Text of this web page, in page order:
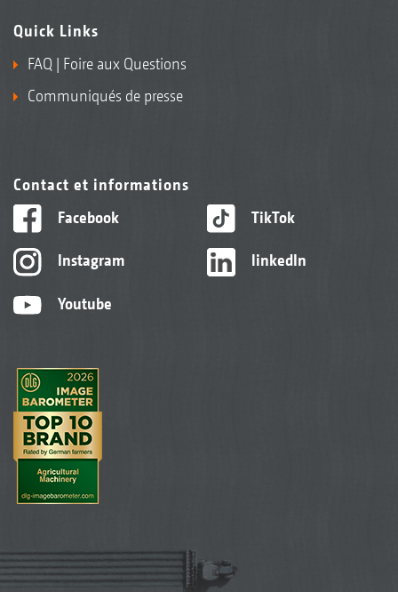
Quick Links
FAQ | Foire aux Questions
Communiqués de presse
Contact et informations
Facebook
Instagram
Youtube
TikTok
linkedIn